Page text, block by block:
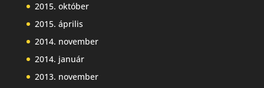
2015. október
2015. április
2014. november
2014. január
2013. november